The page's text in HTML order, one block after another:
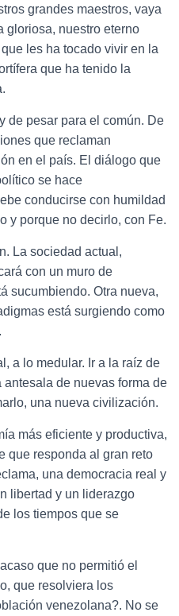
grandes maestros, vaya
gloriosa, nuestro eterno
les ha tocado vivir en la
que ha tenido la
de pesar para el común. De
que reclaman
en el país. El diálogo que
se hace
conducirse con humildad
y porque no decirlo, con Fe.
La sociedad actual,
con un muro de
sucumbiendo. Otra nueva,
está surgiendo como
a lo medular. Ir a la raíz de
antesala de nuevas forma de
una nueva civilización.
más eficiente y productiva,
que responda al gran reto
una democracia real y
libertad y un liderazgo
los tiempos que se
que no permitió el
que resolviera los
venezolana?. No se